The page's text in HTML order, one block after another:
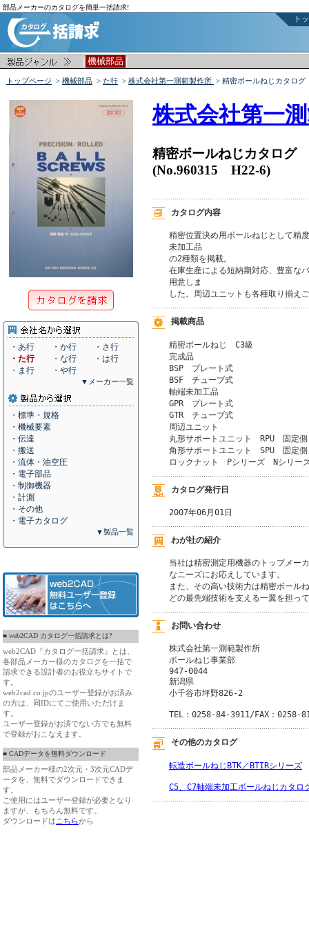
部品メーカーのカタログを簡単一括請求!
ト
| 機械部品 |
トップページ > 機械部品 > た行 > 株式会社第一測範製作所 > 精密ボールねじカタログ
・あ行 ・か行
・さ行
・た行
・な行
・は行
・ま行
・や行
▼メーカー一覧
・標準・規格
・機械要素
・伝達
・搬送
・流体・油空圧
・電子部品
・制御機器
・計測
・その他
・電子カタログ
▼製品一覧
■ web2CAD カタログ一括請求とは?
web2CAD『カタログ一括請求』とは、
各部品メーカー様のカタログを一括で
請求できる設計者のお役立ちサイトで
す。
web2cad.co.jpのユーザー登録がお済み
の方は、同IDにてご使用いただけま
す。
ユーザー登録がお済でない方でも無料
で登録がおこなえます。
■ CADデータを無料ダウンロード
部品メーカー様の2次元・3次元CADデ
ータを、無料でダウンロードできま
す。
ご使用にはユーザー登録が必要となり
ますが、もちろん無料です。
ダウンロードは こちらから
株式会社第一
精密ボールねじカタログ
(No.960315 H22-6)
カタログ内容
精密位置決め用ボールねじとして精
未加工品
の2種類を掲載。
在庫生産による短納期対応、豊富な
用意しま
した。周辺ユニットも各種取り揃え
掲載商品
精密ボールねじ　C3級
完成品
BSP　プレート式
BSF　チューブ式
軸端未加工品
GPR　プレート式
GTR　チューブ式
周辺ユニット
丸形サポートユニット　RPU　固定
角形サポートユニット　SPU　固定
ロックナット　Pシリーズ　Nシリ
カタログ発行日
2007年06月01日
わが社の紹介
当社は精密測定用機器のトップメー
なニーズにお応えしています。
また、その高い技術力は精密ボール
どの最先端技術を支える一翼を担っ
お問い合わせ
株式会社第一測範製作所
ボールねじ事業部
947-0044
新潟県
小千谷市坪野826-2
TEL：0258-84-3911/FAX：0258-
その他のカタログ
転造ボールねじBTK／BTIRシリーズ
C5、C7軸端未加工ボールねじカタロ